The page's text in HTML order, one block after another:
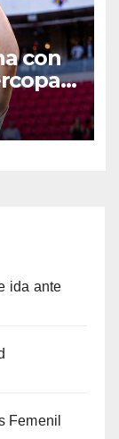
con
ida ante
Femenil